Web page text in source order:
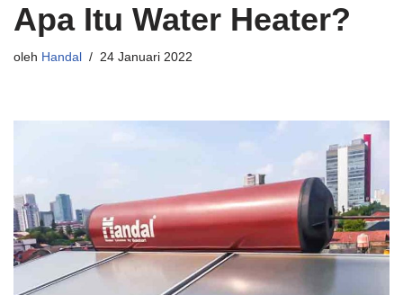
Apa Itu Water Heater?
oleh Handal 24 Januari 2022